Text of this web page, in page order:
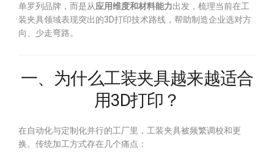
单罗列品牌，而是从应用维度和材料能力出发，梳理当前在工
装夹具领域表现突出的3D打印技术路线，帮助制造企业选对方
向、少走弯路。
一、为什么工装夹具越来越适合
用3D打印？
在自动化与定制化并行的工厂里，工装夹具被频繁调校和更
换。传统加工方式存在几个痛点：